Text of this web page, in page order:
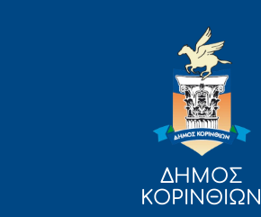
ΔΗΜΟΣ
ΚΟΡΙΝΘΙΩΝ